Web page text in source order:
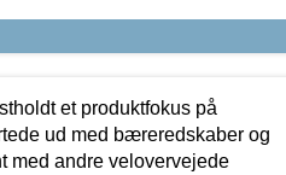
et produktfokus på
ud med bæreredskaber og
med andre velovervejede